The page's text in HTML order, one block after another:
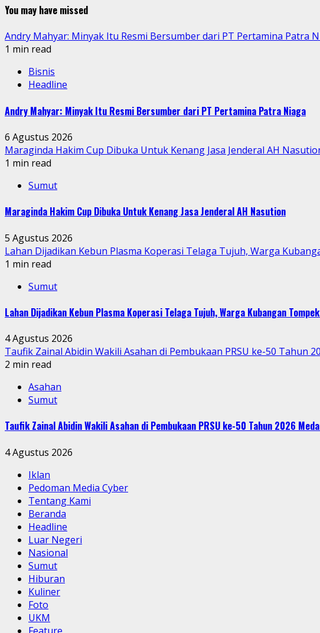
You may have missed
Andry Mahyar: Minyak Itu Resmi Bersumber dari PT Pertamina Patra
1 min read
Bisnis
Headline
Andry Mahyar: Minyak Itu Resmi Bersumber dari PT Pertamina Patra Niaga
6 Agustus 2026
Maraginda Hakim Cup Dibuka Untuk Kenang Jasa Jenderal AH
1 min read
Sumut
Maraginda Hakim Cup Dibuka Untuk Kenang Jasa Jenderal AH Nasution
5 Agustus 2026
Lahan Dijadikan Kebun Plasma Koperasi Telaga Tujuh, Warga
1 min read
Sumut
Lahan Dijadikan Kebun Plasma Koperasi Telaga Tujuh, Warga Kubangan
4 Agustus 2026
Taufik Zainal Abidin Wakili Asahan di Pembukaan PRSU ke-50 Tahun
2 min read
Asahan
Sumut
Taufik Zainal Abidin Wakili Asahan di Pembukaan PRSU ke-50 Tahun 2026
4 Agustus 2026
Iklan
Pedoman Media Cyber
Tentang Kami
Beranda
Headline
Luar Negeri
Nasional
Sumut
Hiburan
Kuliner
Foto
UKM
Feature